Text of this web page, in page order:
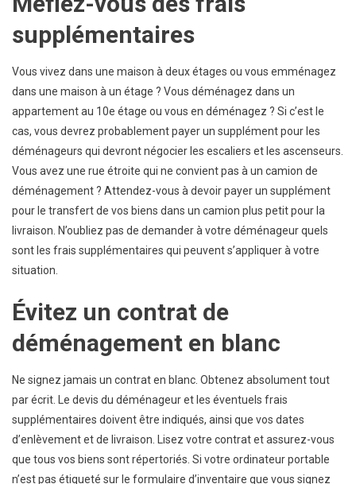
supplémentaires
Vous vivez dans une maison à deux étages ou vous emménagez
dans une maison à un étage ? Vous déménagez dans un
appartement au 10e étage ou vous en déménagez ? Si c’est le
cas, vous devrez probablement payer un supplément pour les
déménageurs qui devront négocier les escaliers et les ascenseurs.
Vous avez une rue étroite qui ne convient pas à un camion de
déménagement ? Attendez-vous à devoir payer un supplément
pour le transfert de vos biens dans un camion plus petit pour la
livraison. N’oubliez pas de demander à votre déménageur quels
sont les frais supplémentaires qui peuvent s’appliquer à votre
situation.
Évitez un contrat de
déménagement en blanc
Ne signez jamais un contrat en blanc. Obtenez absolument tout
par écrit. Le devis du déménageur et les éventuels frais
supplémentaires doivent être indiqués, ainsi que vos dates
d’enlèvement et de livraison. Lisez votre contrat et assurez-vous
que tous vos biens sont répertoriés. Si votre ordinateur portable
n’est pas étiqueté sur le formulaire d’inventaire que vous signez